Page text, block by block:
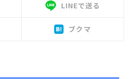
LINEで送る
ブクマ